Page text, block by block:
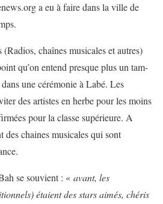
a eu à faire dans la ville de
chaînes musicales et autres)
qu’on entend presque plus un tam-
une cérémonie à Labé. Les
des artistes en herbe pour les moins
pour la classe supérieure. A
des chaines musicales qui sont
se souvient : « avant, les
étaient des stars aimés, chéris